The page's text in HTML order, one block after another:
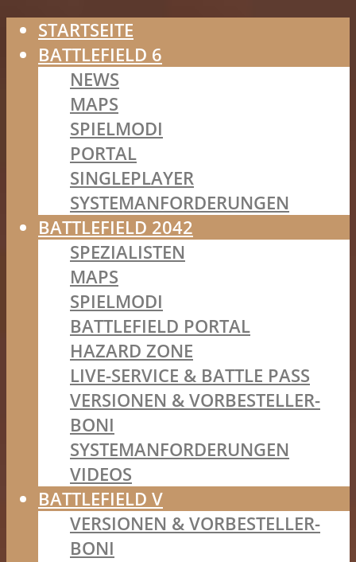
STARTSEITE
BATTLEFIELD 6
NEWS
MAPS
SPIELMODI
PORTAL
SINGLEPLAYER
SYSTEMANFORDERUNGEN
BATTLEFIELD 2042
SPEZIALISTEN
MAPS
SPIELMODI
BATTLEFIELD PORTAL
HAZARD ZONE
LIVE-SERVICE & BATTLE PASS
VERSIONEN & VORBESTELLER-
BONI
SYSTEMANFORDERUNGEN
VIDEOS
BATTLEFIELD V
VERSIONEN & VORBESTELLER-
BONI